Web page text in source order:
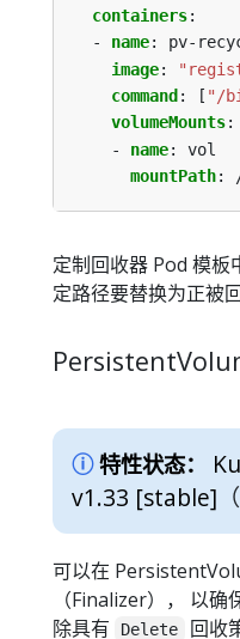
containers:
- name:
pv-
image:
command : [ "/
volumeMounts:
- name:
vol
mountPath:
定制回收器 Pod 模板
定路径要替换为正被
特性状态：
v1.33 [stable]
可以在
（Finalizer）， 以
除具有
Delete 回收